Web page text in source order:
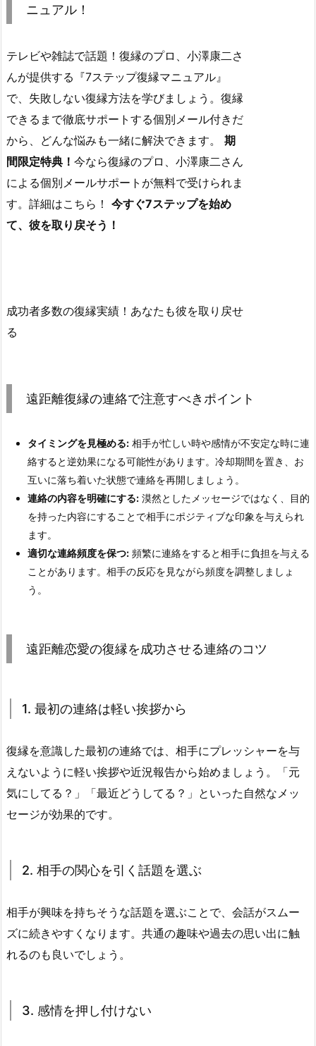
ニュアル！
テレビや雑誌で話題！復縁のプロ、小澤康二さ
んが提供する『7ステップ復縁マニュアル』
で、失敗しない復縁方法を学びましょう。復縁
できるまで徹底サポートする個別メール付きだ
から、どんな悩みも一緒に解決できます。 期
間限定特典！ 今なら復縁のプロ、小澤康二さん
による個別メールサポートが無料で受けられま
す。詳細はこちら！ 今すぐ7ステップを始め
て、彼を取り戻そう！
成功者多数の復縁実績！あなたも彼を取り戻せ
る
遠距離復縁の連絡で注意すべきポイント
タイミングを見極める: 相手が忙しい時や感情が不安定な時に連
絡すると逆効果になる可能性があります。冷却期間を置き、お
互いに落ち着いた状態で連絡を再開しましょう。
連絡の内容を明確にする: 漠然としたメッセージではなく、目的
を持った内容にすることで相手にポジティブな印象を与えられ
ます。
適切な連絡頻度を保つ: 頻繁に連絡をすると相手に負担を与える
ことがあります。相手の反応を見ながら頻度を調整しましょ
う。
遠距離恋愛の復縁を成功させる連絡のコツ
1. 最初の連絡は軽い挨拶から
復縁を意識した最初の連絡では、相手にプレッシャーを与
えないように軽い挨拶や近況報告から始めましょう。「元
気にしてる？」「最近どうしてる？」といった自然なメッ
セージが効果的です。
2. 相手の関心を引く話題を選ぶ
相手が興味を持ちそうな話題を選ぶことで、会話がスムー
ズに続きやすくなります。共通の趣味や過去の思い出に触
れるのも良いでしょう。
3. 感情を押し付けない